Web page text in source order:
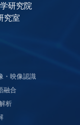
研究院
究室
・映像認識
融合
析